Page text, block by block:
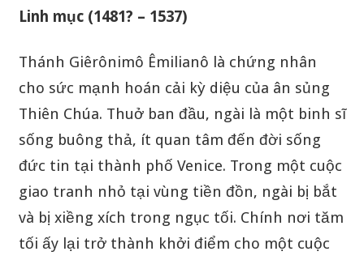
Linh mục (1481? – 1537)
Thánh Giêrônimô Êmilianô là chứng nhân
cho sức mạnh hoán cải kỳ diệu của ân sủng
Thiên Chúa. Thuở ban đầu, ngài là một binh sĩ
sống buông thả, ít quan tâm đến đời sống
đức tin tại thành phố Venice. Trong một cuộc
giao tranh nhỏ tại vùng tiền đồn, ngài bị bắt
và bị xiềng xích trong ngục tối. Chính nơi tăm
tối ấy lại trở thành khởi điểm cho một cuộc